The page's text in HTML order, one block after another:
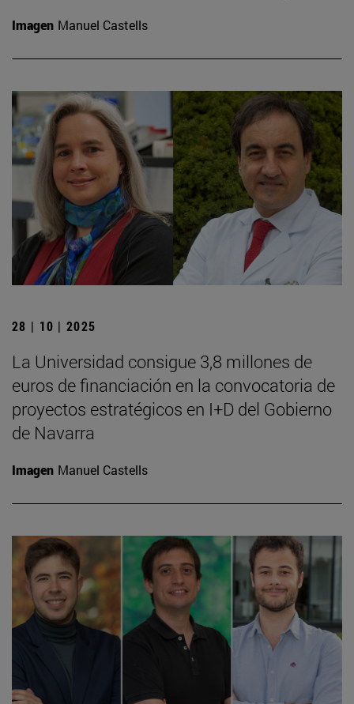
Imagen Manuel Castells
28 | 10 | 2025
La Universidad consigue 3,8 millones de
euros de financiación en la convocatoria de
proyectos estratégicos en I+D del Gobierno
de Navarra
Imagen Manuel Castells